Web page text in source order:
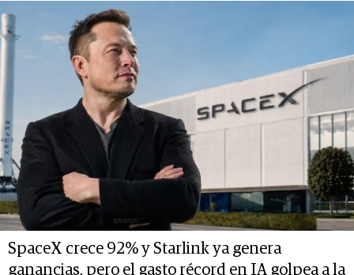
SpaceX crece 92% y Starlink ya genera
ganancias, pero el gasto récord en IA golpea a la